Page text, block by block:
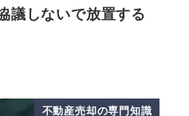
議しないで放置する
不動産売却の専門知識